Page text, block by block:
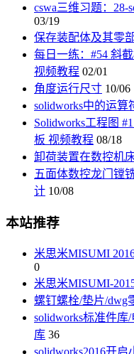
cswa三维习题：28-
03/19
保存装配体及其零
每日一练：#54 斜
视频教程 02/01
角度运行尺寸 10/06
solidworks中的运
Solidworks工程图
板 视频教程 08/18
卸荷装置在数控机
五面体数控龙门镗
计 10/08
本站推荐
米思米MISUMI
0
米思米MISUMI-
螺钉螺栓/垫片/dwg
solidworks标准件
库 36